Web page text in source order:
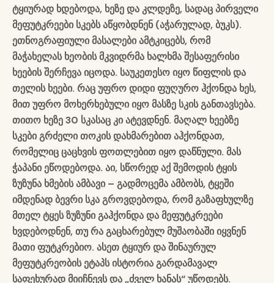
ტყიურად ხდებოდა, ხეზე და კლდეზე, სადაც პირველი
მეფუტკრეები სკებს აწყობდნენ (აჭარულად, ბუკს).
ეთნოგრაფიული მასალები ამტკიცებს, რომ
მაჭახელას ხეობის მკვიდრმა ხალხმა შესაფერისი
ხეების შერჩევა იცოდა. საუკეთესო იყო წიფლის და
თელის ხეები. რაც უფრო დიდი ფუღურო ჰქონდა ხეს,
მით უფრო მოხერხებული იყო მასზე სკის განთავსება.
თითო ხეზე 30 სკასაც კი ატევდნენ. მაღალ ხეებზე
სკები გრძელი თოკის დახმარებით აჰქონდათ,
რომელიც ცაცხვის ფოთლებით იყო დაწნული. მას
ჭაპანი ეწოდებოდა. აი, სწორედ აქ შემოდის ტყის
ზუზუნა ხმების ამბავი – გადმოცემა ამბობს, ტყეში
იმდენად ბევრი სკა გროვდებოდა, რომ გაზაფხულზე
მთელ ტყეს ზუზუნი გაჰქონდა და მეფუტკრეები
ხვდებოდნენ, თუ რა გაცხარებულ მუშაობაში იყვნენ
მათი ფუტკრებიო. ასეთ ტყიურ და შინაურულ
მეფუტკრეობის ეტაპს ისტორია გარდამავალ
საფეხურად მიიჩნევს და „ძველ ხანას“ უწოდებს.